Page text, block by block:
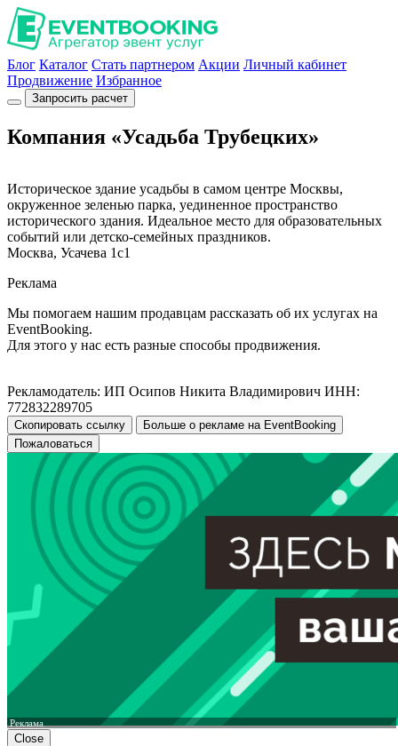
Блог Каталог Стать партнером Акции Личный кабинет
Продвижение Избранное
Запросить расчет
Компания «Усадьба Трубецких»
Историческое здание усадьбы в самом центре Москвы,
окруженное зеленью парка, уединенное пространство
исторического здания. Идеальное место для образовательных
событий или детско-семейных праздников.
Москва, Усачева 1с1
Реклама
Мы помогаем нашим продавцам рассказать об их услугах на
EventBooking.
Для этого у нас есть разные способы продвижения.
Рекламодатель: ИП Осипов Никита Владимирович ИНН:
772832289705
Скопировать ссылку
Больше о рекламе на EventBooking
Пожаловаться
Реклама
Close